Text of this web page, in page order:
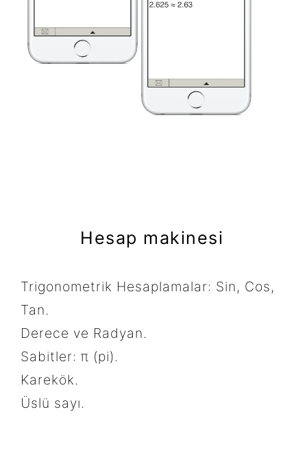
Hesap makinesi
Trigonometrik Hesaplamalar: Sin, Cos,
Tan.
Derece ve Radyan.
Sabitler: π (pi).
Karekök.
Üslü sayı.